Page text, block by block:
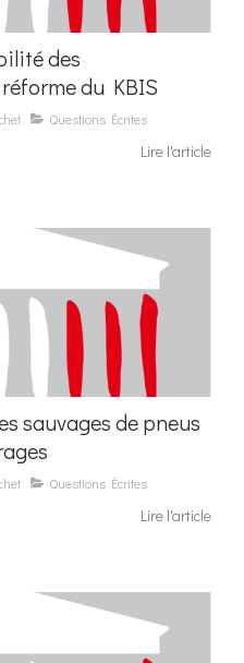
des
du KBIS
Questions Écrites
Lire l'article
sauvages de pneus
Questions Écrites
Lire l'article